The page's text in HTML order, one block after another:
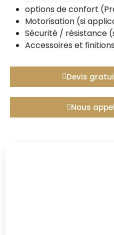
options de confort
Motorisation (si
Sécurité / résistance
Accessoires et finitions
Devis
Nous